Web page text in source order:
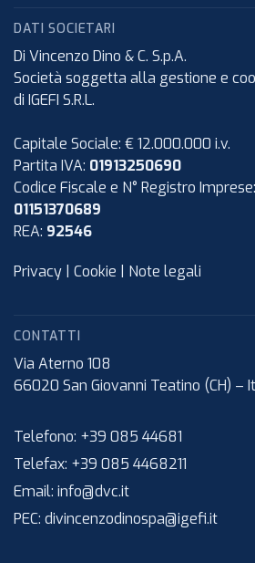
DATI SOCIETARI
Di Vincenzo Dino & C. S.p.A.
Società soggetta alla gestione e
di IGEFI S.R.L.
Capitale Sociale: € 12.000.000 i.v.
Partita IVA: 01913250690
Codice Fiscale e N° Registro Imprese:
01151370689
REA: 92546
Privacy Cookie Note legali
CONTATTI
Via Aterno 108
66020 San Giovanni Teatino (CH) –
Telefono: +39 085 44681
Telefax: +39 085 4468211
Email: info@dvc.it
PEC: divincenzodinospa@igefi.it